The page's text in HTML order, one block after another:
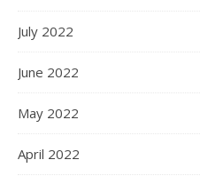
July 2022
June 2022
May 2022
April 2022